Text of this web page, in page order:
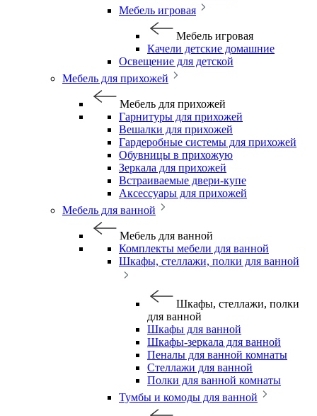
Мебель игровая
Мебель игровая
Качели детские домашние
Освещение для детской
Мебель для прихожей
Мебель для прихожей
Гарнитуры для прихожей
Вешалки для прихожей
Гардеробные системы для прихожей
Обувницы в прихожую
Зеркала для прихожей
Встраиваемые двери-купе
Аксессуары для прихожей
Мебель для ванной
Мебель для ванной
Комплекты мебели для ванной
Шкафы, стеллажи, полки для ванной
Шкафы, стеллажи, полки
для ванной
Шкафы для ванной
Шкафы-зеркала для ванной
Пеналы для ванной комнаты
Стеллажи для ванной
Полки для ванной комнаты
Тумбы и комоды для ванной